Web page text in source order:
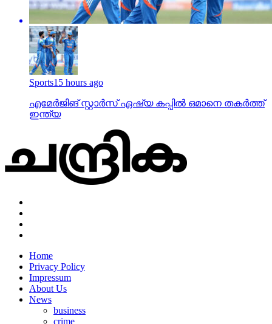
Sports15 hours ago
എമേര്‍ജിങ് സ്റ്റാര്‍സ് ഏഷ്യ കപ്പില്‍ ഒമാനെ തകര്‍ത്ത്
ഇന്ത്യ
Home
Privacy Policy
Impressum
About Us
News
business
crime